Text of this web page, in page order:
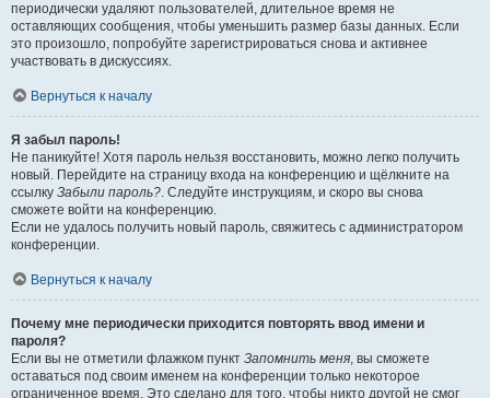
периодически удаляют пользователей, длительное время не
оставляющих сообщения, чтобы уменьшить размер базы данных. Если
это произошло, попробуйте зарегистрироваться снова и активнее
участвовать в дискуссиях.
Вернуться к началу
Я забыл пароль!
Не паникуйте! Хотя пароль нельзя восстановить, можно легко получить
новый. Перейдите на страницу входа на конференцию и щёлкните на
ссылку Забыли пароль?. Следуйте инструкциям, и скоро вы снова
сможете войти на конференцию.
Если не удалось получить новый пароль, свяжитесь с администратором
конференции.
Вернуться к началу
Почему мне периодически приходится повторять ввод имени и
пароля?
Если вы не отметили флажком пункт Запомнить меня, вы сможете
оставаться под своим именем на конференции только некоторое
ограниченное время. Это сделано для того, чтобы никто другой не смог